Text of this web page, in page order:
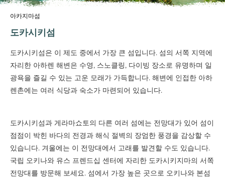
아카지마섬
도카시키섬
도카시키섬은 이 제도 중에서 가장 큰 섬입니다. 섬의 서쪽 지역에
자리한 아하렌 해변은 수영, 스노클링, 다이빙 장소로 유명하며 일
광욕을 즐길 수 있는 고운 모래가 가득합니다. 해변에 인접한 아하
렌촌에는 여러 식당과 숙소가 마련되어 있습니다.
도카시키섬과 게라마쇼토의 다른 여러 섬에는 전망대가 있어 섬이
점점이 박힌 바다의 전경과 해식 절벽의 장엄한 풍경을 감상할 수
있습니다. 겨울에는 이 전망대에서 고래를 발견할 수도 있습니다.
국립 오키나와 유스 프렌드십 센터에 자리한 도카시키지마의 서쪽
전망대를 방문해 보세요. 섬에서 가장 높은 곳으로 오키나와 본섬